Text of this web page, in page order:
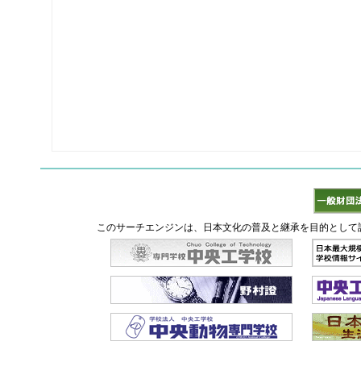
このサーチエンジンは、日本文化の普及と継承を目的とし